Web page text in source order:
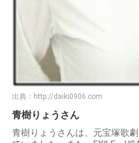
出典： http://daiki0906.com
青樹りょうさん
青樹りょうさんは、元宝塚歌